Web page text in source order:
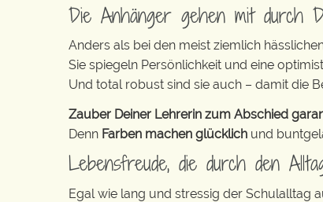
Die Anhänger gehen mit durch
Anders als bei den meist ziemlich
Sie spiegeln Persönlichkeit und eine
Und total robust sind sie auch – damit die
Zauber Deiner Lehrerin zum Abschied
Denn Farben machen glücklich und
Lebensfreude, die durch den
Egal wie lang und stressig der Schulalltag